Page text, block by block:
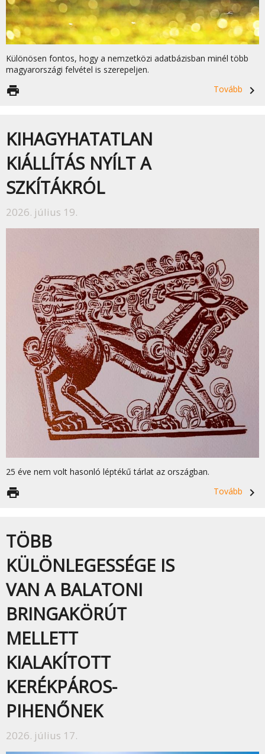
Különösen fontos, hogy a nemzetközi adatbázisban minél több
magyarországi felvétel is szerepeljen.
Tovább
navigate_next
print
KIHAGYHATATLAN
KIÁLLÍTÁS NYÍLT A
SZKÍTÁKRÓL
2026. július 19.
25 éve nem volt hasonló léptékű tárlat az országban.
Tovább
navigate_next
print
TÖBB
KÜLÖNLEGESSÉGE IS
VAN A BALATONI
BRINGAKÖRÚT
MELLETT
KIALAKÍTOTT
KERÉKPÁROS-
PIHENŐNEK
2026. július 17.